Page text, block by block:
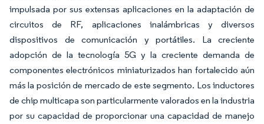
impulsada por sus extensas aplicaciones en la adaptación de
circuitos de RF, aplicaciones inalámbricas y diversos
dispositivos de comunicación y portátiles. La creciente
adopción de la tecnología 5G y la creciente demanda de
componentes electrónicos miniaturizados han fortalecido aún
más la posición de mercado de este segmento. Los inductores
de chip multicapa son particularmente valorados en la industria
por su capacidad de proporcionar una capacidad de manejo